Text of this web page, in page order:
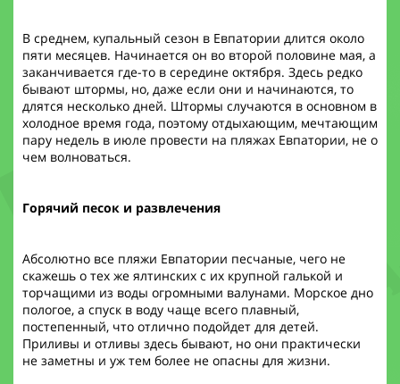
В среднем, купальный сезон в Евпатории длится около
пяти месяцев. Начинается он во второй половине мая, а
заканчивается где-то в середине октября. Здесь редко
бывают штормы, но, даже если они и начинаются, то
длятся несколько дней. Штормы случаются в основном в
холодное время года, поэтому отдыхающим, мечтающим
пару недель в июле провести на пляжах Евпатории, не о
чем волноваться.
Горячий песок и развлечения
Абсолютно все пляжи Евпатории песчаные, чего не
скажешь о тех же ялтинских с их крупной галькой и
торчащими из воды огромными валунами. Морское дно
пологое, а спуск в воду чаще всего плавный,
постепенный, что отлично подойдет для детей.
Приливы и отливы здесь бывают, но они практически
не заметны и уж тем более не опасны для жизни.